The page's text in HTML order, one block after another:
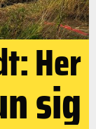
Her
sig